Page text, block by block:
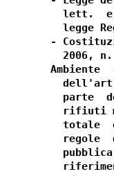
lett.
legge
-
2006,
parte
rifiuti
totale
regole